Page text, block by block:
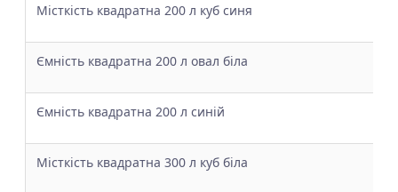
Місткість квадратна 200 л куб синя
Ємність квадратна 200 л овал біла
Ємність квадратна 200 л синій
Місткість квадратна 300 л куб біла